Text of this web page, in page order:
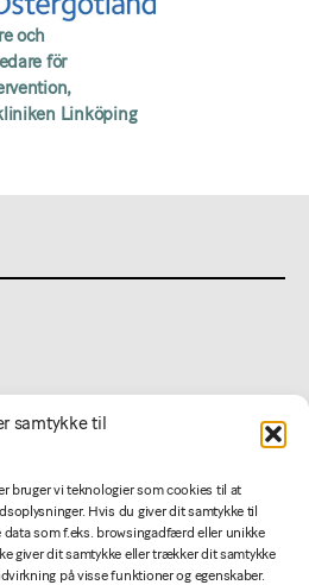
samtykke til
bruger vi teknologier som cookies til at
Hvis du giver dit samtykke til
som f.eks. browsingadfærd eller unikke
giver dit samtykke eller trækker dit samtykke
på visse funktioner og egenskaber.
och
för
Linköping